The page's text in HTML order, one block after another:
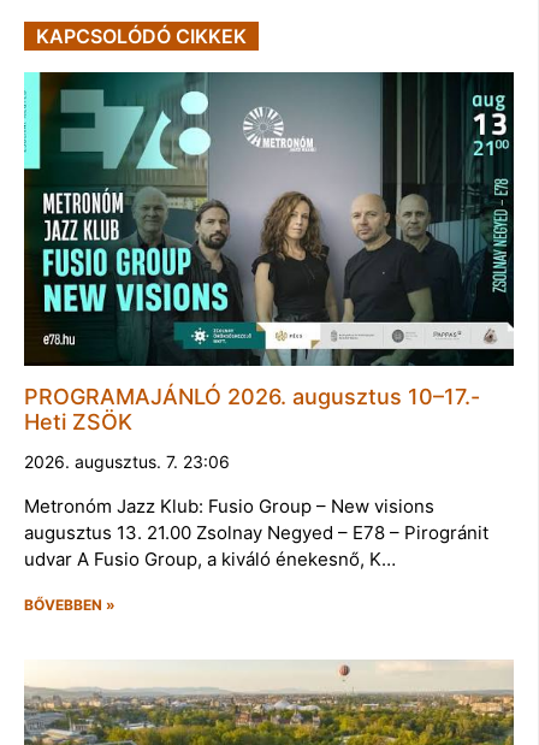
KAPCSOLÓDÓ CIKKEK
PROGRAMAJÁNLÓ 2026. augusztus 10–17.-
Heti ZSÖK
2026. augusztus. 7. 23:06
Metronóm Jazz Klub: Fusio Group – New visions
augusztus 13. 21.00 Zsolnay Negyed – E78 – Pirogránit
udvar A Fusio Group, a kiváló énekesnő, K…
BŐVEBBEN »